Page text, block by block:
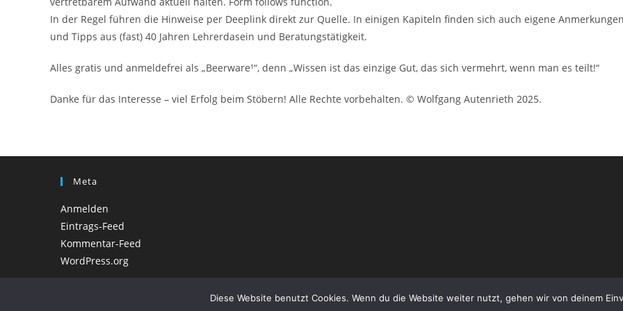
In der Regel führen die Hinweise per Deeplink direkt zur Quelle. In einigen Kapiteln finden sich auch eigene Anmerkungen
und Tipps aus (fast) 40 Jahren Lehrerdasein und Beratungstätigkeit.
Alles gratis und anmeldefrei als „Beerware¹“, denn „Wissen ist das einzige Gut, das sich vermehrt, wenn man es teilt!“
Danke für das Interesse – viel Erfolg beim Stöbern! Alle Rechte vorbehalten. © Wolfgang Autenrieth 2025.
Meta
Anmelden
Eintrags-Feed
Kommentar-Feed
WordPress.org
Copyright - WordPress Theme by OceanWP
Diese Website benutzt Cookies. Wenn du die Website weiter nutzt, gehen wir von deinem